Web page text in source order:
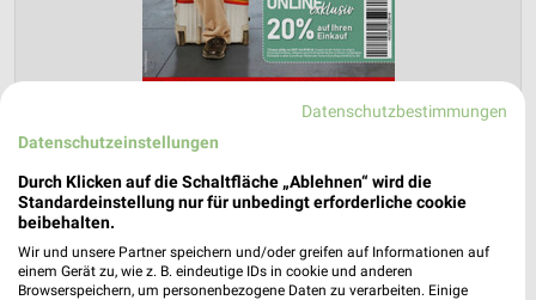
EuroShop Prospekt für Frankfurt (Main)
ab Mo. den 20.07.
Ab in den Urlaub
Gültig von 20. Jul. bis 09. Aug.
Datenschutzbestimmungen
Datenschutzeinstellungen
Durch Klicken auf die Schaltfläche „Ablehnen“ wird die
Standardeinstellung nur für unbedingt erforderliche cookie
beibehalten.
Wir und unsere Partner speichern und/oder greifen auf Informationen auf
einem Gerät zu, wie z. B. eindeutige IDs in cookie und anderen
Browserspeichern, um personenbezogene Daten zu verarbeiten. Einige